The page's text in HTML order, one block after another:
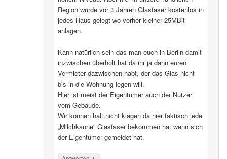
Region wurde vor 3 Jahren Glasfaser kostenlos in
jedes Haus gelegt wo vorher kleiner 25MBit
anlagen.
Kann natürlich sein das man euch in Berlin damit
inzwischen überholt hat da ihr ja dann euren
Vermieter dazwischen habt, der das Glas nicht
bis in die Wohnung legen will.
Hier ist meist der Eigentümer auch der Nutzer
vom Gebäude.
Wir können halt nicht klagen da hier faktisch jede
„Milchkanne“ Glasfaser bekommen hat wenn sich
der Eigentümer gemeldet hat.